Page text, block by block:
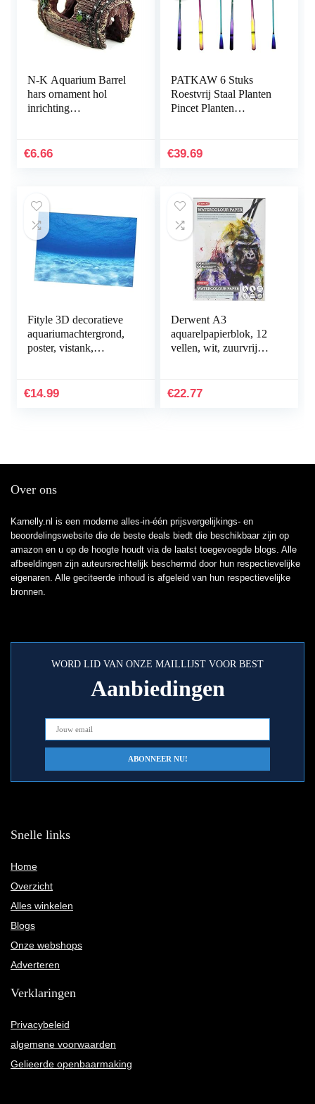
N-K Aquarium Barrel
hars ornament hol
inrichting
nuttig en praktisch
€6.66
PATKAW 6 Stuks
Roestvrij Staal Planten
Pincet Planten
Hulpmiddelen Instellen
€39.69
Fityle 3D decoratieve
aquariumachtergrond,
poster, vistank,
zelfklevend,
€14.99
Derwent A3
aquarelpapierblok, 12
vellen, wit, zuurvrij
€22.77
Over ons
Karnelly.nl is een moderne alles-in-één prijsvergelijkings- en
beoordelingswebsite die de beste deals biedt die beschikbaar zijn op
amazon en u op de hoogte houdt via de laatst toegevoegde blogs. Alle
afbeeldingen zijn auteursrechtelijk beschermd door hun respectievelijke
eigenaren. Alle geciteerde inhoud is afgeleid van hun respectievelijke
bronnen.
WORD LID VAN ONZE MAILLIJST VOOR BEST
Aanbiedingen
Snelle links
Home
Overzicht
Alles winkelen
Blogs
Onze webshops
Adverteren
Verklaringen
Privacybeleid
algemene voorwaarden
Gelieerde openbaarmaking